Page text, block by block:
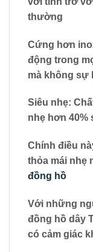
thường
Cứng hơn
động trong
mà không sự
Siêu nhẹ:
nhẹ hơn 40%
Chính điều
thỏa mái nhẹ
đồng hồ
Với những
đồng hồ dây
có cảm giác